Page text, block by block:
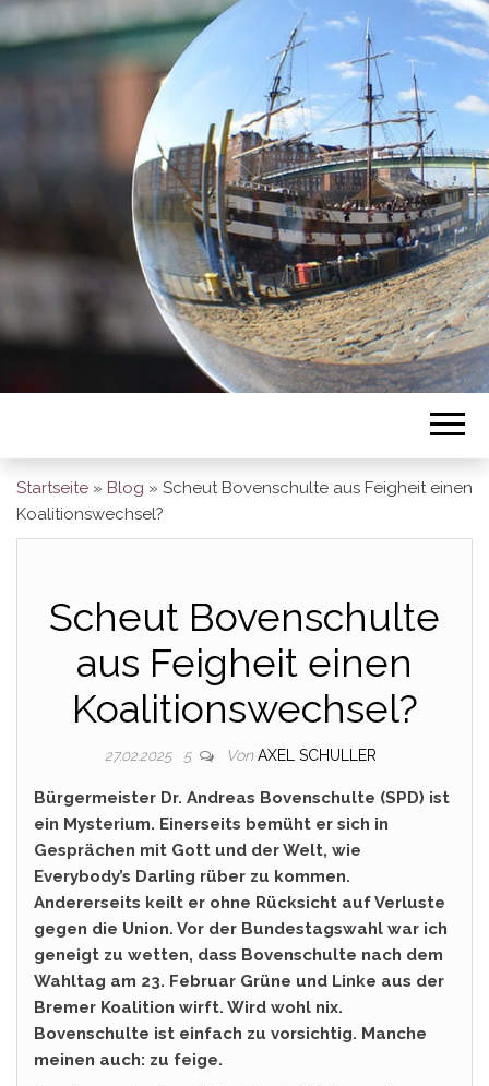
BREMEN SO
GESEHEN
Startseite » Blog » Scheut Bovenschulte aus Feigheit einen
Koalitionswechsel?
Scheut Bovenschulte
aus Feigheit einen
Koalitionswechsel?
27.02.2025 5 Von AXEL SCHULLER
Bürgermeister Dr. Andreas Bovenschulte (SPD) ist
ein Mysterium. Einerseits bemüht er sich in
Gesprächen mit Gott und der Welt, wie
Everybody’s Darling rüber zu kommen.
Andererseits keilt er ohne Rücksicht auf Verluste
gegen die Union. Vor der Bundestagswahl war ich
geneigt zu wetten, dass Bovenschulte nach dem
Wahltag am 23. Februar Grüne und Linke aus der
Bremer Koalition wirft. Wird wohl nix.
Bovenschulte ist einfach zu vorsichtig. Manche
meinen auch: zu feige.